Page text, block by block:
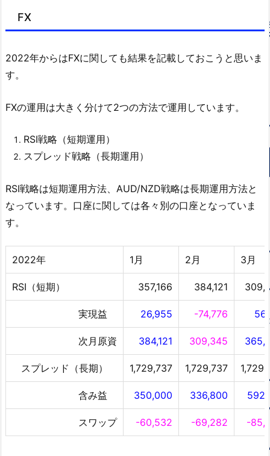
FX
2022年からはFXに関しても結果を記載しておこうと思いま
す。
FXの運用は大きく分けて2つの方法で運用しています。
RSI戦略（短期運用）
スプレッド戦略（長期運用）
RSI戦略は短期運用方法、AUD/NZD戦略は長期運用方法と
なっています。口座に関しては各々別の口座となっていま
す。
2022年 1月 2月 3月
RSI（短期） 357,166 384,121
実現益 26,955 -74,776
次月原資 384,121 309,345
スプレッド（長期） 1,729,737 1,729,737
含み益 350,000 336,800
スワップ -60,532 -69,282 -